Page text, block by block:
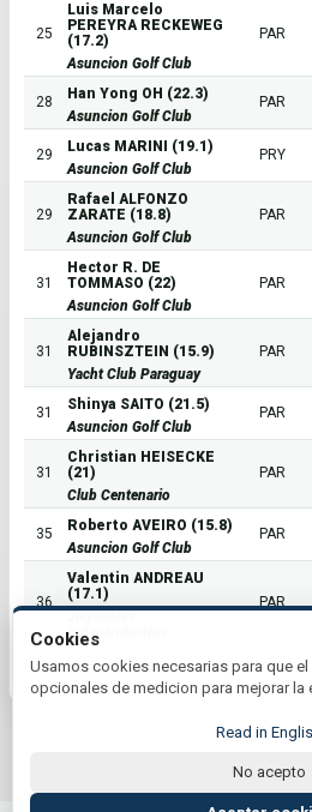
25
Luis Marcelo
PEREYRA RECKEWEG
(17.2)
Asuncion Golf Club
PAR
28
Han Yong OH (22.3)
Asuncion Golf Club
PAR
29
Lucas MARINI (19.1)
Asuncion Golf Club
PRY
29
Rafael ALFONZO
ZARATE (18.8)
Asuncion Golf Club
PAR
31
Hector R. DE
TOMMASO (22)
Asuncion Golf Club
PAR
31
Alejandro
RUBINSZTEIN (15.9)
Yacht Club Paraguay
PAR
31
Shinya SAITO (21.5)
Asuncion Golf Club
PAR
31
Christian HEISECKE
(21)
Club Centenario
PAR
35
Roberto AVEIRO (15.8)
Asuncion Golf Club
PAR
36
Valentin ANDREAU
(17.1)
Independientes
PAR
© 2026 Asuncion Golf
Website powered by
Cookies
Usamos cookies necesarias para que
opcionales de medicion para mejorar la
Read in
No acepto